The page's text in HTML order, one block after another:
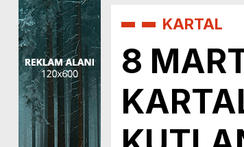
KARTAL
8